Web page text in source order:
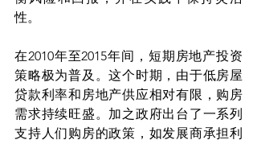
性。
在2010年至2015年间，短期房地产投资
策略极为普及。这个时期，由于低房屋
贷款利率和房地产供应相对有限，购房
需求持续旺盛。加之政府出台了一系列
支持人们购房的政策，如发展商承担利